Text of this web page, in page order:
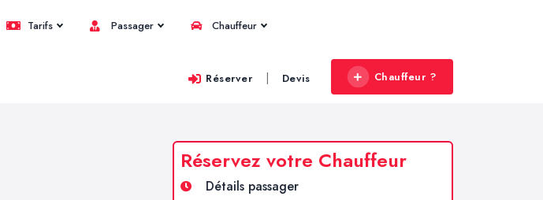
Tarifs Passager Chauffeur
Réserver | Devis Chauffeur ?
Réservez votre Chauffeur
Détails passager